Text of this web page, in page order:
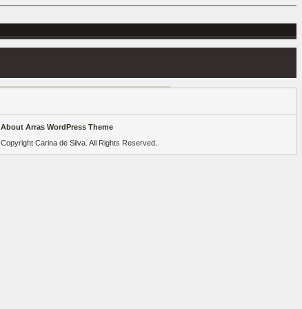
About Arras WordPress Theme
Copyright Carina de Silva. All Rights Reserved.